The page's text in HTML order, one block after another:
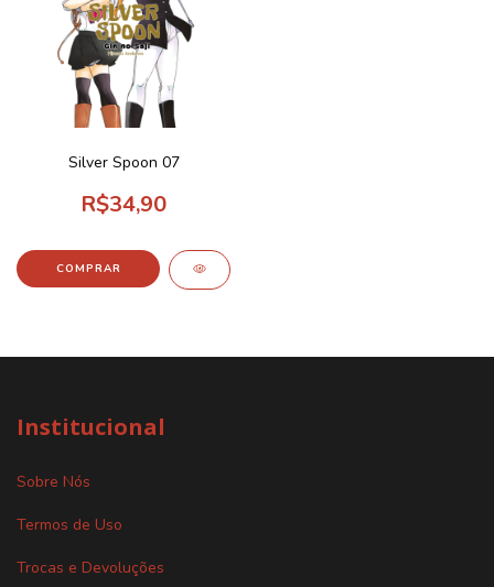
Silver Spoon 07
R$34,90
Institucional
Sobre Nós
Termos de Uso
Trocas e Devoluções